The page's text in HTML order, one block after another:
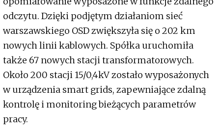
odczytu. Dzięki podjętym działaniom sieć
warszawskiego OSD zwiększyła się o 202 km
nowych linii kablowych. Spółka uruchomiła
także 67 nowych stacji transformatorowych.
Około 200 stacji 15/0,4kV zostało wyposażonych
w urządzenia smart grids, zapewniające zdalną
kontrolę i monitoring bieżących parametrów
pracy.